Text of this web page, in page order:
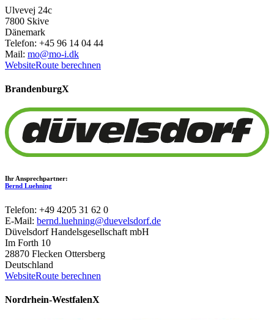
Ulvevej 24c
7800 Skive
Dänemark
Telefon: +45 96 14 04 44
Mail: mo@mo-i.dk
WebsiteRoute berechnen
BrandenburgX
Ihr Ansprechpartner:
Bernd Luehning
Telefon: +49 4205 31 62 0
E-Mail: bernd.luehning@duevelsdorf.de
Düvelsdorf Handelsgesellschaft mbH
Im Forth 10
28870 Flecken Ottersberg
Deutschland
WebsiteRoute berechnen
Nordrhein-WestfalenX